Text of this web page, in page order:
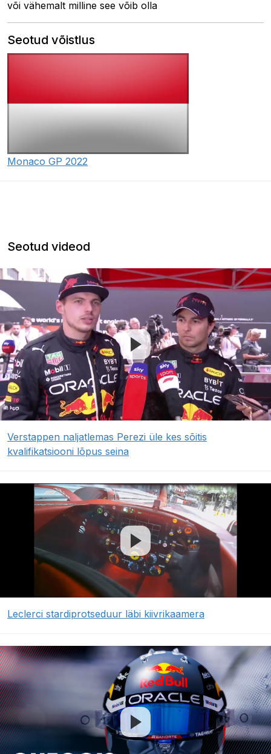
või vähemalt milline see võib olla
Seotud võistlus
Monaco GP 2022
Seotud videod
Verstappen naljatlemas Perezi üle kes sõitis
kvalifikatsiooni lõpus seina
Leclerci stardiprotseduur läbi kiivrikaamera